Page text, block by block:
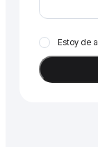
Estoy de